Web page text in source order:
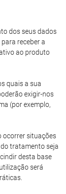
dos seus dados
receber a
ao produto
quais a sua
exigir-nos
(por exemplo,
ocorrer situações
tratamento seja
desta base
será